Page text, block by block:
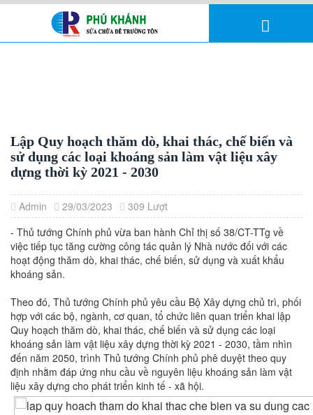
Lập Quy hoạch thăm dò, khai thác, chế biến và
sử dụng các loại khoáng sản làm vật liệu xây
dựng thời kỳ 2021 - 2030
Admin 29/03/2023
309 Lượt
- Thủ tướng Chính phủ vừa ban hành Chỉ thị số 38/CT-TTg về
việc tiếp tục tăng cường công tác quản lý Nhà nước đối với các
hoạt động thăm dò, khai thác, chế biến, sử dụng và xuất khẩu
khoáng sản.
Theo đó, Thủ tướng Chính phủ yêu cầu Bộ Xây dựng chủ trì, phối
hợp với các bộ, ngành, cơ quan, tổ chức liên quan triển khai lập
Quy hoạch thăm dò, khai thác, chế biến và sử dụng các loại
khoáng sản làm vật liệu xây dựng thời kỳ 2021 - 2030, tầm nhìn
đến năm 2050, trình Thủ tướng Chính phủ phê duyệt theo quy
định nhằm đáp ứng nhu cầu về nguyên liệu khoáng sản làm vật
liệu xây dựng cho phát triển kinh tế - xã hội.